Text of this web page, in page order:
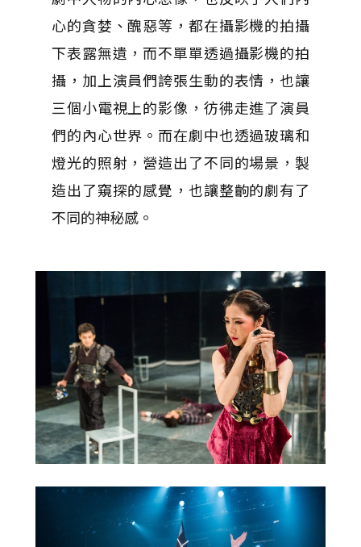
心的貪婪、醜惡等，都在攝影機的拍攝
下表露無遺，而不單單透過攝影機的拍
攝，加上演員們誇張生動的表情，也讓
三個小電視上的影像，彷彿走進了演員
們的內心世界。而在劇中也透過玻璃和
燈光的照射，營造出了不同的場景，製
造出了窺探的感覺，也讓整齣的劇有了
不同的神秘感。